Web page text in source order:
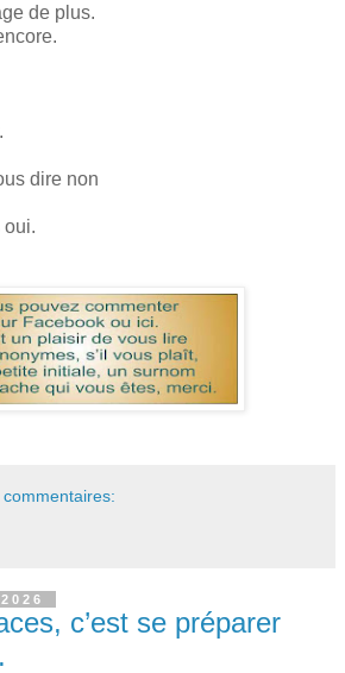
de plus.
dire non
oui.
commentaires:
c’est se préparer